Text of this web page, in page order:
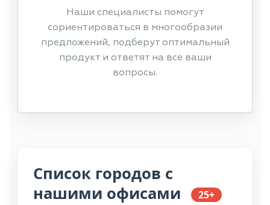
Наши специалисты помогут
сориентироваться в многообразии
предложений, подберут оптимальный
продукт и ответят на все ваши
вопросы.
Список городов с
нашими офисами
25+